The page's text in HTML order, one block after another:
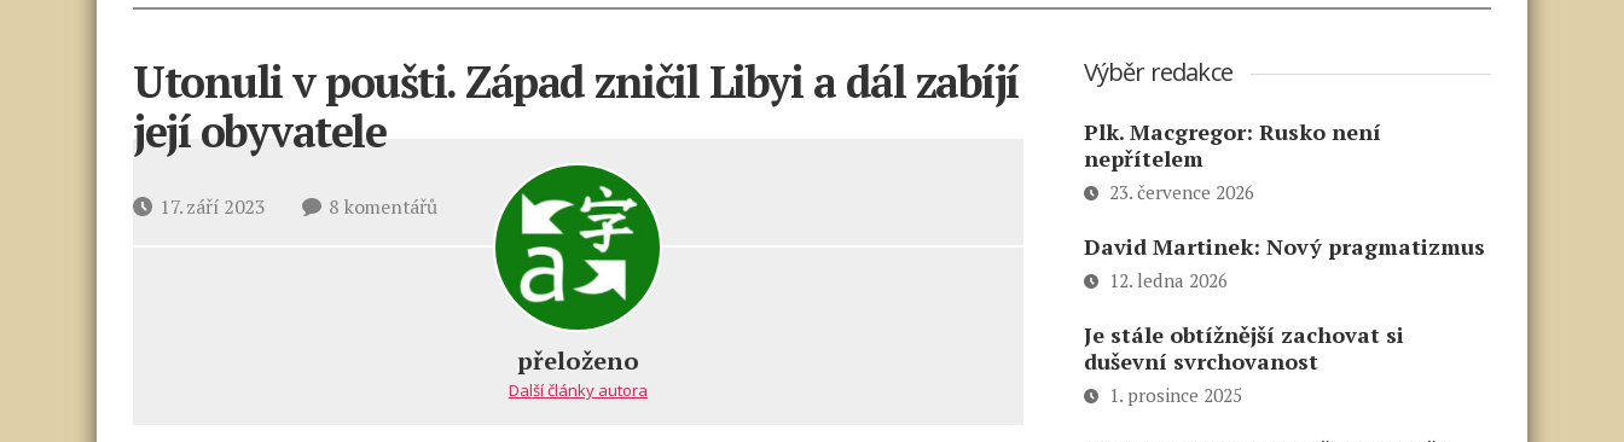
Utonuli v poušti. Západ zničil Libyi a dál zabíjí
její obyvatele
Datum17. září 2023 8 komentářůu
přeloženo
Další články autora
Výběr redakce
Plk. Macgregor: Rusko není
nepřítelem
23. července 2026
David Martinek: Nový pragmatizmus
12. ledna 2026
Je stále obtížnější zachovat si
duševní svrchovanost
1. prosince 2025